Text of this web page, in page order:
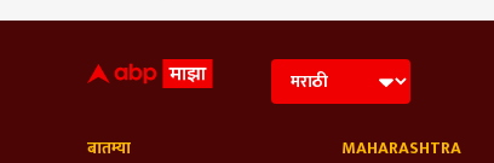
बातम्या MAHARASHTRA